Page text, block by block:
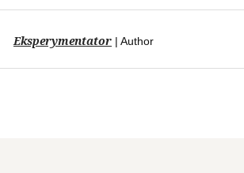
Eksperymentator | Author